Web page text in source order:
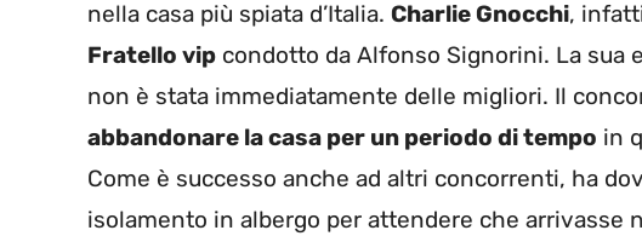
nella casa più spiata d’Italia. Charlie Gnocchi,
Fratello vip condotto da Alfonso Signorini. La
non è stata immediatamente delle migliori. Il
abbandonare la casa per un periodo di tempo in
Come è successo anche ad altri concorrenti, ha
isolamento in albergo per attendere che arrivasse